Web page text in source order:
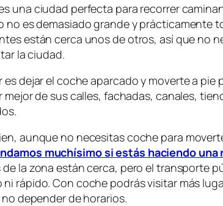
una ciudad perfecta para recorrer
no es demasiado grande y prácticamente
están cerca unos de otros, así que no
la ciudad.
es dejar el coche aparcado y moverte a pie
mejor de sus calles, fachadas, canales,
aunque no necesitas coche para
muchísimo si estás haciendo una
la zona están cerca, pero el transporte
rápido. Con coche podrás visitar más
depender de horarios.